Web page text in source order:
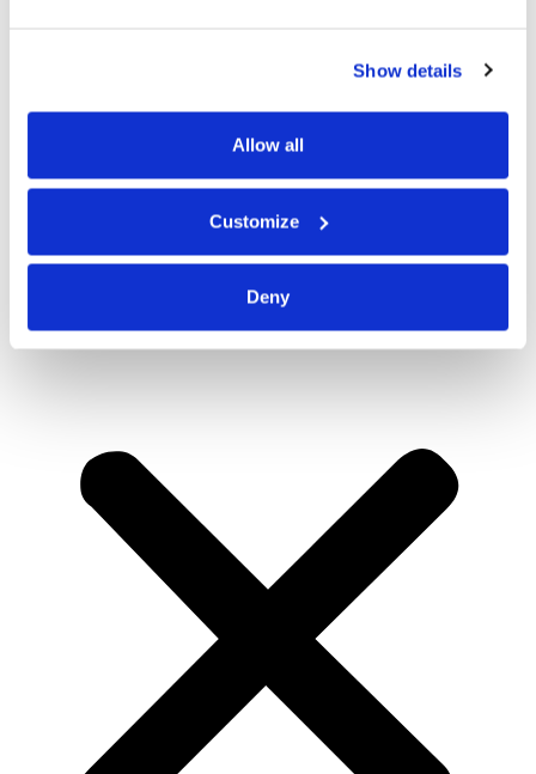
Show details
Allow all
Customize
Deny